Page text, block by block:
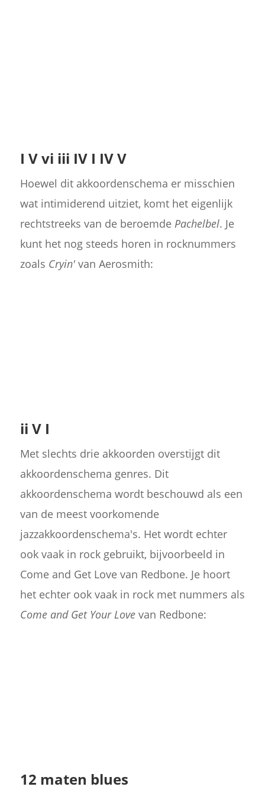
I V vi iii IV I IV V
Hoewel dit akkoordenschema er misschien
wat intimiderend uitziet, komt het eigenlijk
rechtstreeks van de beroemde Pachelbel. Je
kunt het nog steeds horen in rocknummers
zoals Cryin'van Aerosmith:
ii V I
Met slechts drie akkoorden overstijgt dit
akkoordenschema genres. Dit
akkoordenschema wordt beschouwd als een
van de meest voorkomende
jazzakkoordenschema's. Het wordt echter
ook vaak in rock gebruikt, bijvoorbeeld in
Come and Get Love van Redbone. Je hoort
het echter ook vaak in rock met nummers als
Come and Get Your Lovevan Redbone:
12 maten blues